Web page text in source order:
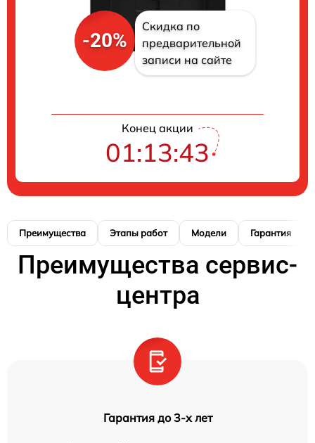
-20%
Скидка по
предварительной
записи на сайте
Конец акции
01:13:42
Преимущества Этапы работ Модели Гарантия
Преимущества сервис-
центра
Гарантия до 3-х лет